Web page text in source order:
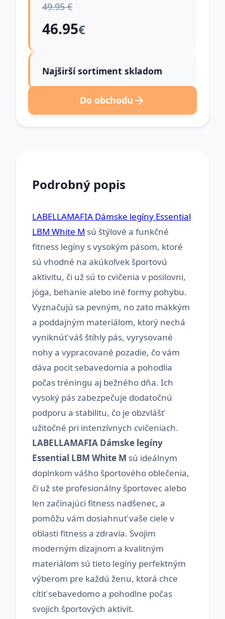
49.95 €
46.95€
Najširší sortiment skladom
Do obchodu
Podrobný popis
LABELLAMAFIA Dámske legíny Essential
LBM White M sú štýlové a funkčné
fitness legíny s vysokým pásom, ktoré
sú vhodné na akúkoľvek športovú
aktivitu, či už sú to cvičenia v posilovni,
jóga, behanie alebo iné formy pohybu.
Vyznačujú sa pevným, no zato mäkkým
a poddajným materiálom, ktorý nechá
vyniknúť váš štíhly pás, vyrysované
nohy a vypracované pozadie, čo vám
dáva pocit sebavedomia a pohodlia
počas tréningu aj bežného dňa. Ich
vysoký pás zabezpečuje dodatočnú
podporu a stabilitu, čo je obzvlášť
užitočné pri intenzívnych cvičeniach.
LABELLAMAFIA Dámske legíny
Essential LBM White M sú ideálnym
doplnkom vášho športového oblečenia,
či už ste profesionálny športovec alebo
len začínajúci fitness nadšenec, a
pomôžu vám dosiahnuť vaše ciele v
oblasti fitness a zdravia. Svojim
moderným dizajnom a kvalitným
materiálom sú tieto legíny perfektným
výberom pre každú ženu, ktorá chce
cítiť sebavedomo a pohodlne počas